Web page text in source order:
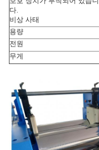
다.
비상 사태
용량
전원
무게